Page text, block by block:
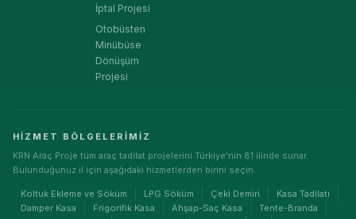
İptal Projesi
Otobüsten
Minübüse
Dönüşüm
Projesi
HIZMET BÖLGELERIMIZ
KRN Araç Proje tüm araç tadilat projelerini Türkiye'nin 81 ilinde sunar.
Bulunduğunuz il için aşağıdaki hizmetlerden birini seçin.
Koltuk Ekleme ve Söküm LPG Söküm Çeki Demiri
Kasa Tadilatı
Damper Kasa
Frigorifik Kasa Ahşap-Saç Kasa
Tente-Branda